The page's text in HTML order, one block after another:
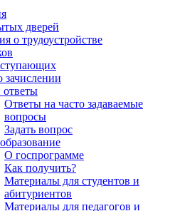
дверей
о трудоустройстве
зачислении
Ответы на часто задаваемые
вопросы
Задать вопрос
О госпрограмме
Как получить?
Материалы для студентов и
абитуриентов
Материалы для педагогов и